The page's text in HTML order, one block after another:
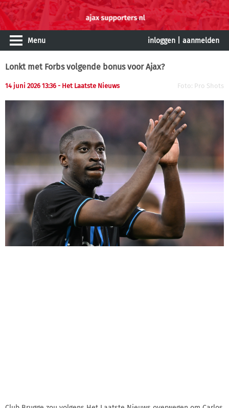
Menu inloggen aanmelden
Lonkt met Forbs volgende bonus voor Ajax?
14 juni 2026 13:36 - Het Laatste Nieuws Foto: Pro Shots